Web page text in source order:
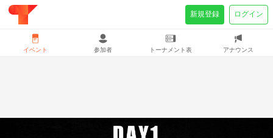
イベント 参加者 トーナメント表 アナウンス
新規登録 ログイン